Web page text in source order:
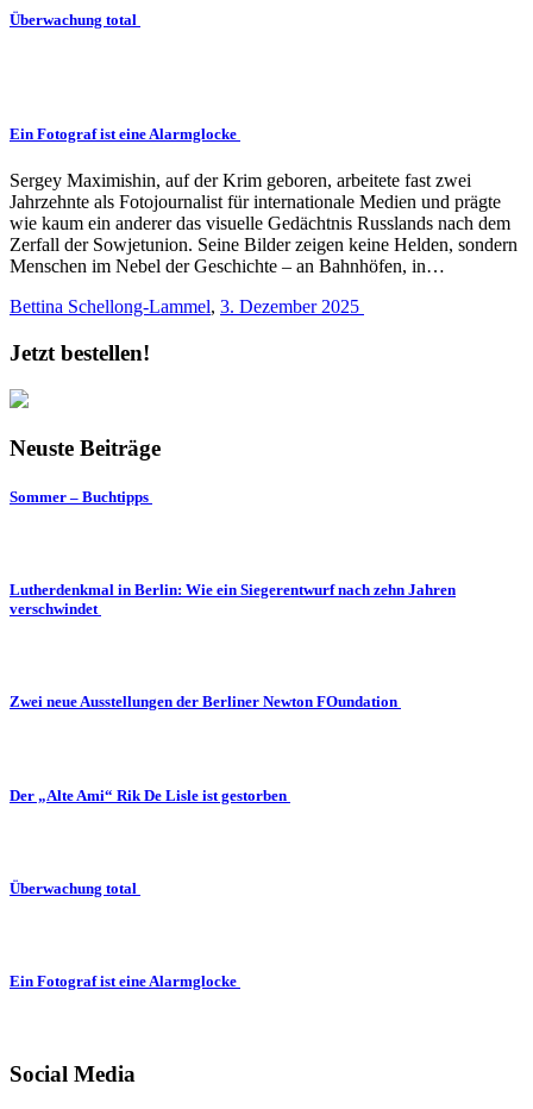
Überwachung total
Ein Fotograf ist eine Alarmglocke
Sergey Maximishin, auf der Krim geboren, arbeitete fast zwei
Jahrzehnte als Fotojournalist für internationale Medien und prägte
wie kaum ein anderer das visuelle Gedächtnis Russlands nach dem
Zerfall der Sowjetunion. Seine Bilder zeigen keine Helden, sondern
Menschen im Nebel der Geschichte – an Bahnhöfen, in…
Bettina Schellong-Lammel, 3. Dezember 2025
Jetzt bestellen!
Neuste Beiträge
Sommer – Buchtipps
Lutherdenkmal in Berlin: Wie ein Siegerentwurf nach zehn Jahren
verschwindet
Zwei neue Ausstellungen der Berliner Newton FOundation
Der „Alte Ami“ Rik De Lisle ist gestorben
Überwachung total
Ein Fotograf ist eine Alarmglocke
Social Media